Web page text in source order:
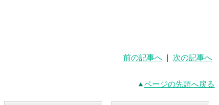
前の記事へ 次の記事へ
ページの先頭へ戻る